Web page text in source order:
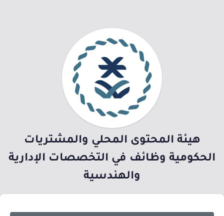
هيئة المحتوى المحلي والمشتريات
الحكومية وظائف في التخصصات الإدارية
والهندسية